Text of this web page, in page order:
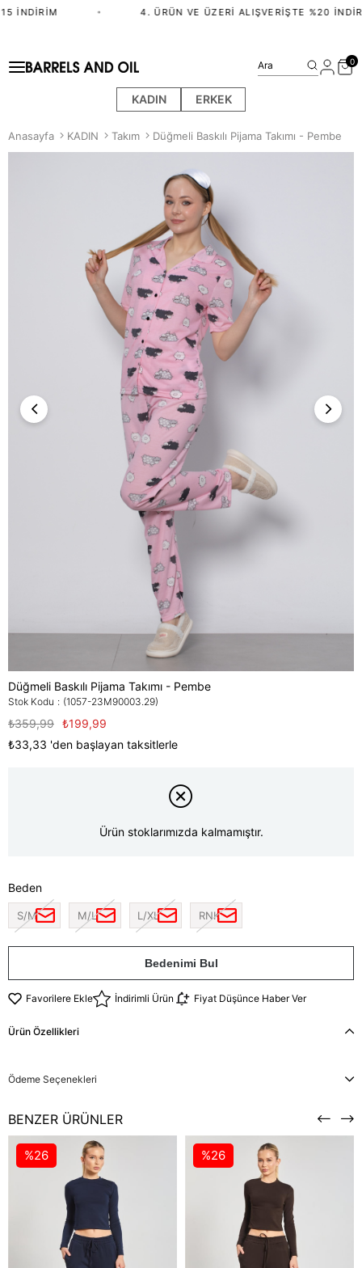
İNDIRIM 4. ÜRÜN VE ÜZERI ALIŞVERIŞTE %20
KADIN ERKEK
Ara 0
Anasayfa KADIN Takım Düğmeli Baskılı Pijama Takımı - Pembe
Düğmeli Baskılı Pijama Takımı - Pembe
Stok Kodu (1057-23M90003.29)
₺359,99 ₺199,99
₺33,33 'den başlayan taksitlerle
Ürün stoklarımızda kalmamıştır.
Beden
S/M M/L L/XL RNK
Bedenimi Bul
Favorilere Ekle İndirimli Ürün Fiyat Düşünce Haber Ver
Ürün Özellikleri
Ödeme Seçenekleri
BENZER ÜRÜNLER
%26 %26